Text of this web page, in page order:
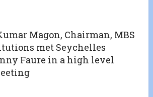
Magon, Chairman, MBS
met Seychelles
Faure in a high level